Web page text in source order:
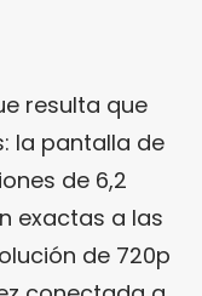
resulta que
la pantalla de
de 6,2
exactas a las
de 720p